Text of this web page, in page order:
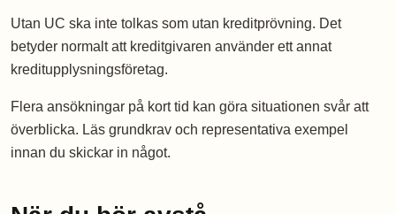
Utan UC ska inte tolkas som utan kreditprövning. Det
betyder normalt att kreditgivaren använder ett annat
kreditupplysningsföretag.
Flera ansökningar på kort tid kan göra situationen svår att
överblicka. Läs grundkrav och representativa exempel
innan du skickar in något.